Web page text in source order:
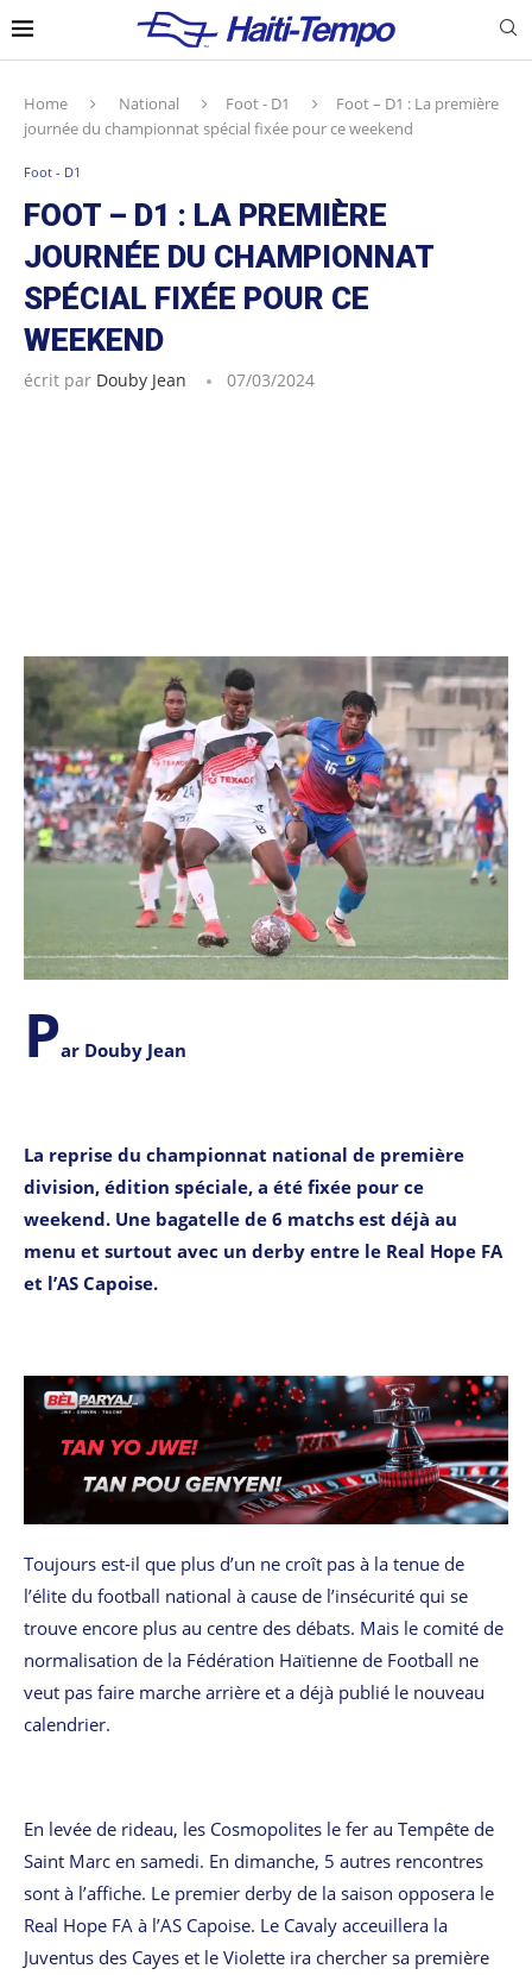
Home National Foot - D1
Foot – D1 : La première
journée du championnat spécial fixée pour ce weekend
Foot - D1
FOOT – D1 : LA PREMIÈRE
JOURNÉE DU CHAMPIONNAT
SPÉCIAL FIXÉE POUR CE
WEEKEND
écrit par Douby Jean 07/03/2024
Par Douby Jean
La reprise du championnat national de première
division, édition spéciale, a été fixée pour ce
weekend. Une bagatelle de 6 matchs est déjà au
menu et surtout avec un derby entre le Real Hope FA
et l’AS Capoise.
Toujours est-il que plus d’un ne croît pas à la tenue de
l’élite du football national à cause de l’insécurité qui se
trouve encore plus au centre des débats. Mais le comité de
normalisation de la Fédération Haïtienne de Football ne
veut pas faire marche arrière et a déjà publié le nouveau
calendrier.
En levée de rideau, les Cosmopolites le fer au Tempête de
Saint Marc en samedi. En dimanche, 5 autres rencontres
sont à l’affiche. Le premier derby de la saison opposera le
Real Hope FA à l’AS Capoise. Le Cavaly acceuillera la
Juventus des Cayes et le Violette ira chercher sa première